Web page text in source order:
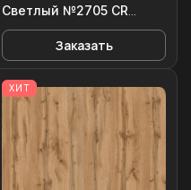
Светлый №2705 CR
Кроношпан
3050*600/6мм
Заказать
ХИТ